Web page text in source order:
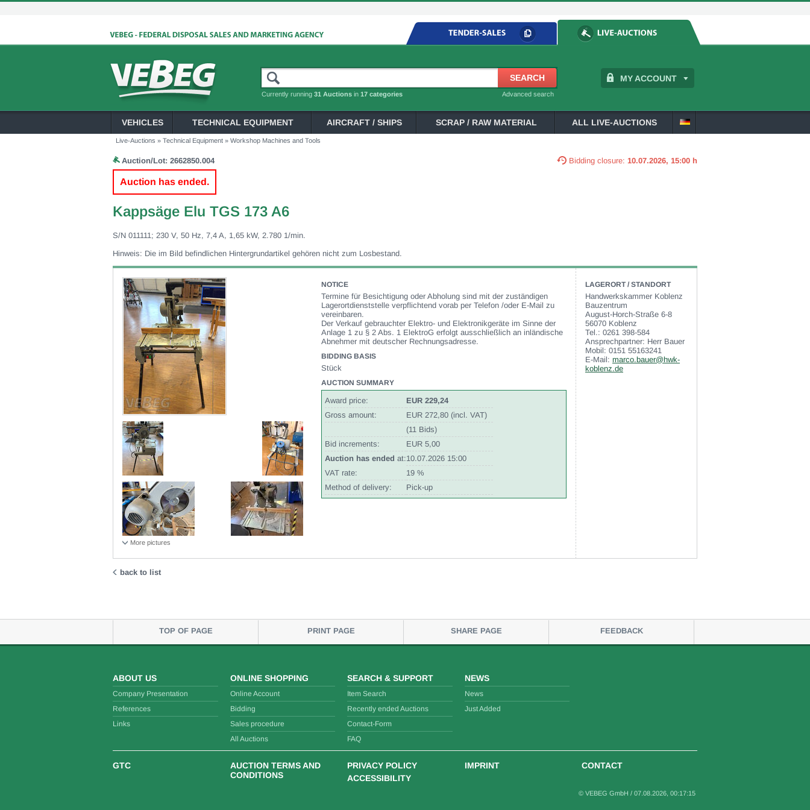
MY ACCOUNT
Advanced search
Currently running 31 Auctions in 17 categories
VEHICLES TECHNICAL EQUIPMENT AIRCRAFT / SHIPS SCRAP / RAW MATERIAL ALL LIVE-AUCTIONS
Live-Auctions » Technical Equipment » Workshop Machines and Tools
Bidding closure: 10.07.2026, 15:00 h
Auction/Lot: 2662850.004
Auction has ended.
Kappsäge Elu TGS 173 A6
S/N 011111; 230 V, 50 Hz, 7,4 A, 1,65 kW, 2.780 1/min.
Hinweis: Die im Bild befindlichen Hintergrundartikel gehören nicht zum Losbestand.
More pictures
NOTICE
Termine für Besichtigung oder Abholung sind mit der zuständigen
Lagerortdienststelle verpflichtend vorab per Telefon /oder E-Mail zu
vereinbaren.
Der Verkauf gebrauchter Elektro- und Elektronikgeräte im Sinne der
Anlage 1 zu § 2 Abs. 1 ElektroG erfolgt ausschließlich an inländische
Abnehmer mit deutscher Rechnungsadresse.
BIDDING BASIS
Stück
AUCTION SUMMARY
Award price:
EUR 229,24
Gross amount:
EUR 272,80 (incl. VAT)
(11 Bids)
Bid increments:
EUR 5,00
Auction has ended at:10.07.2026 15:00
VAT rate:
19 %
Method of delivery:
Pick-up
LAGERORT / STANDORT
Handwerkskammer Koblenz
Bauzentrum
August-Horch-Straße 6-8
56070 Koblenz
Tel.: 0261 398-584
Ansprechpartner: Herr Bauer
Mobil: 0151 55163241
E-Mail: marco.bauer@hwk-
koblenz.de
back to list
TOP OF PAGE PRINT PAGE SHARE PAGE FEEDBACK
ABOUT US
Company Presentation
References
Links
ONLINE SHOPPING
Online Account
Bidding
Sales procedure
All Auctions
SEARCH & SUPPORT
Item Search
Recently ended Auctions
Contact-Form
FAQ
NEWS
News
Just Added
GTC
AUCTION TERMS AND
CONDITIONS
PRIVACY POLICY
ACCESSIBILITY
IMPRINT CONTACT
© VEBEG GmbH / 07.08.2026, 00:17:15